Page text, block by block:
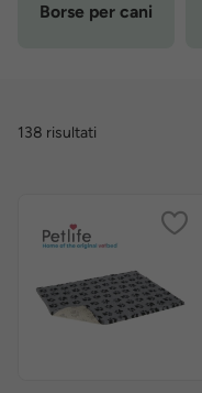
Borse per cani
138 risultati